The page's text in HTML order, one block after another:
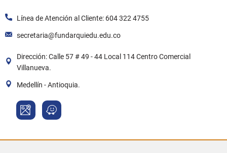
Línea de Atención al Cliente: 604 322 4755
secretaria@fundarquiedu.edu.co
Dirección: Calle 57 # 49 - 44 Local 114 Centro Comercial
Villanueva.
Medellín - Antioquia.